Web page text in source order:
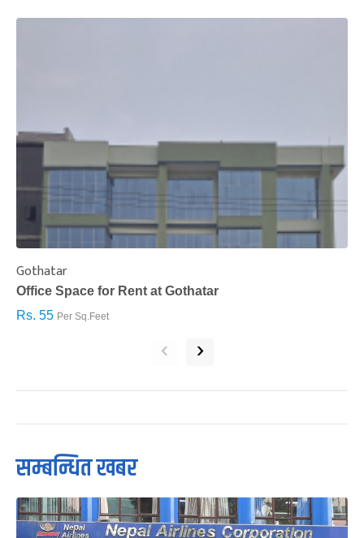
Gothatar
Office Space for Rent at Gothatar
Rs. 55 Per Sq.Feet
‹ ›
सम्बन्धित खबर